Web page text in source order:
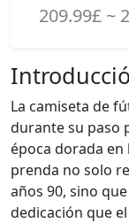
209.99£ ~
La camiseta de
durante su paso
época dorada
prenda no solo
años 90, sino
dedicación que